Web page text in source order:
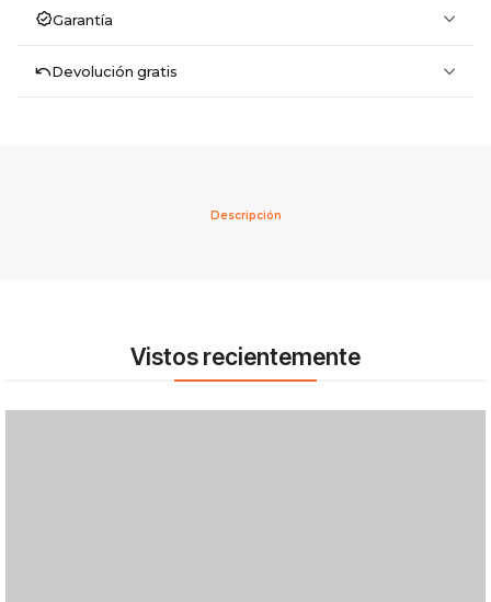
Garantía
Devolución gratis
Descripción
Vistos recientemente